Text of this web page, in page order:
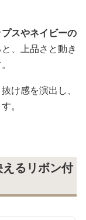
スやネイビーの
、上品さと動き
け感を演出し、
。
るリボン付